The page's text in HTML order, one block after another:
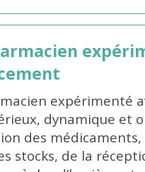
expérimenté
dynamique et
des
stocks, de la